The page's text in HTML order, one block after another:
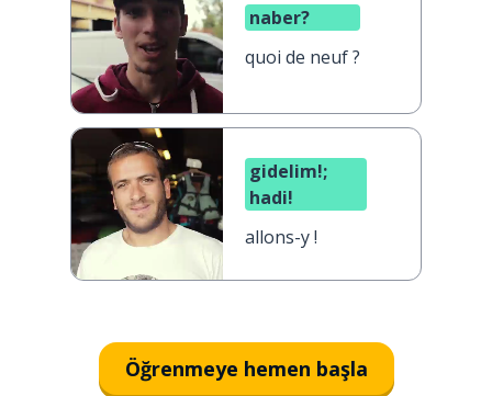
naber?
quoi de neuf ?
gidelim!;
hadi!
allons-y !
Öğrenmeye hemen başla